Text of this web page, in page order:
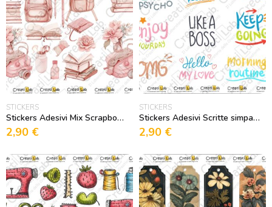
STICKERS
Stickers Adesivi Mix Scrapbooking Rosa
2,90 €
STICKERS
Stickers Adesivi Scritte simpatiche colorate
2,90 €